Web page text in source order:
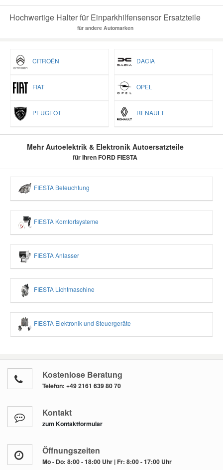
Hochwertige Halter für Einparkhilfensensor Ersatzteile
für andere Automarken
CITROËN DACIA
FIAT OPEL
PEUGEOT RENAULT
Mehr Autoelektrik & Elektronik Autoersatzteile
für Ihren FORD FIESTA
FIESTA Beleuchtung
FIESTA Komfortsysteme
FIESTA Anlasser
FIESTA Lichtmaschine
FIESTA Elektronik und Steuergeräte
Kostenlose Beratung
Telefon: +49 2161 639 80 70
Kontakt
zum Kontaktformular
Öffnungszeiten
Mo - Do: 8:00 - 18:00 Uhr | Fr: 8:00 - 17:00 Uhr